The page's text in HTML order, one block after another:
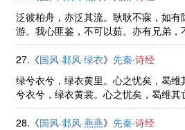
泛彼柏舟，亦泛其流。耿耿不寐，如
游。我心匪鉴，不可以茹。亦有兄弟
之怒。我心匪石，不可转也。我心匪
可选也。忧心悄悄，愠于群小。 ......
27.《国风·邶风·绿衣》先秦·诗经
绿兮衣兮，绿衣黄里。心之忧矣，曷
兮衣兮，绿衣黄裳。心之忧矣，曷维其
我思古人，俾无訧兮。絺兮绤兮，凄
心。
28.《国风·邶风·燕燕》先秦·诗经